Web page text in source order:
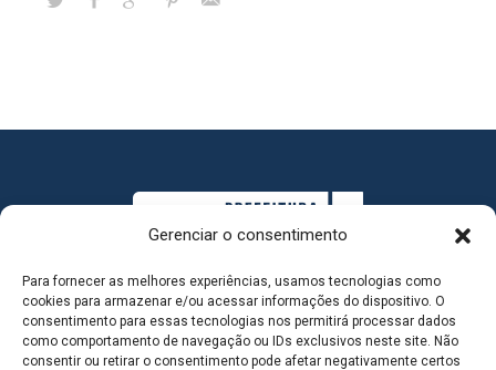
Gerenciar o consentimento
Para fornecer as melhores experiências, usamos tecnologias como
cookies para armazenar e/ou acessar informações do dispositivo. O
consentimento para essas tecnologias nos permitirá processar dados
como comportamento de navegação ou IDs exclusivos neste site. Não
consentir ou retirar o consentimento pode afetar negativamente certos
MAPA DO SITE